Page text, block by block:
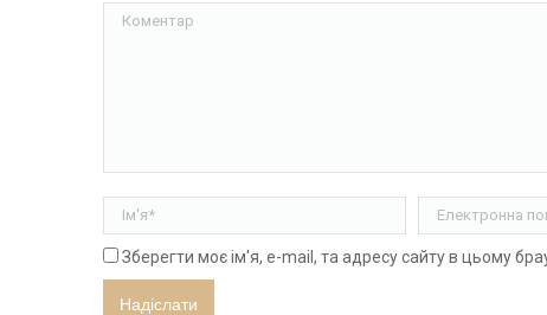
Коментар
Ім'я * Електронна
Зберегти моє ім'я, e-mail, та адресу сайту в цьому
Надіслати